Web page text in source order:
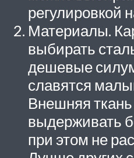
регулировкой
Материалы.
выбирать
дешевые
славятся
Внешняя
выдерживать
при этом не